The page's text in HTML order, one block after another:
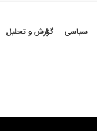
سیاسی گزارش و تحلیل